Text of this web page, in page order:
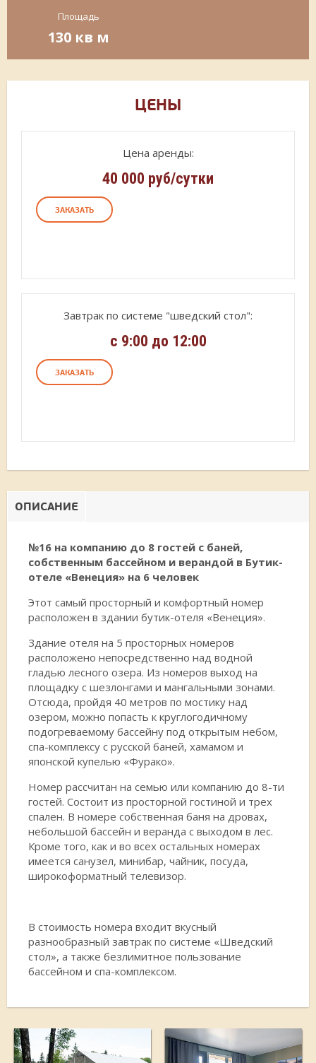
Площадь
130 кв м
ЦЕНЫ
Цена аренды:
40 000 руб/сутки
ЗАКАЗАТЬ
Завтрак по системе "шведский стол":
с 9:00 до 12:00
ЗАКАЗАТЬ
ОПИСАНИЕ
№16 на компанию до 8 гостей с баней,
собственным бассейном и верандой в Бутик-
отеле «Венеция» на 6 человек
Этот самый просторный и комфортный номер
расположен в здании бутик-отеля «Венеция».
Здание отеля на 5 просторных номеров
расположено непосредственно над водной
гладью лесного озера. Из номеров выход на
площадку с шезлонгами и мангальными зонами.
Отсюда, пройдя 40 метров по мостику над
озером, можно попасть к круглогодичному
подогреваемому бассейну под открытым небом,
спа-комплексу с русской баней, хамамом и
японской купелью «Фурако».
Номер рассчитан на семью или компанию до 8-ти
гостей. Состоит из просторной гостиной и трех
спален. В номере собственная баня на дровах,
небольшой бассейн и веранда с выходом в лес.
Кроме того, как и во всех остальных номерах
имеется санузел, минибар, чайник, посуда,
широкоформатный телевизор.
В стоимость номера входит вкусный
разнообразный завтрак по системе «Шведский
стол», а также безлимитное пользование
бассейном и спа-комплексом.